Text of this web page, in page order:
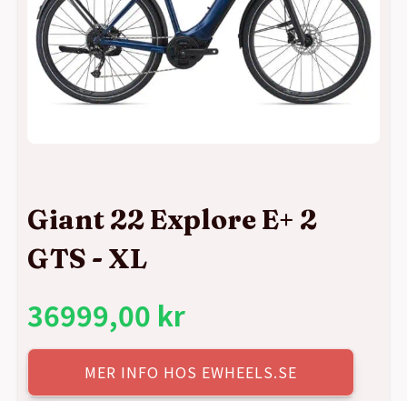
Giant 22 Explore E+ 2
GTS - XL
36999,00 kr
MER INFO HOS EWHEELS.SE